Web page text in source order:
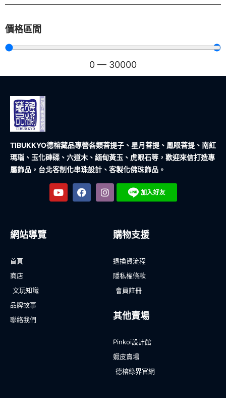
價格區間
0 — 30000
TIBUKKYO德榕藏品專營各類菩提子、星月菩提、鳳眼菩提、南紅
瑪瑙、玉化硨磲、六道木、緬甸黃玉、虎眼石等，歡迎來信打造專
屬飾品，台北客制化串珠設計、客製化佛珠飾品。
網站導覽
首頁
商店
文玩知識
品牌故事
聯絡我們
購物支援
退換貨流程
隱私權條款
會員註冊
其他賣場
Pinkoi設計館
蝦皮賣場
德榕綠界官網